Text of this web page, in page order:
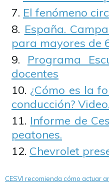
El fenómeno
España.
para mayores de
Programa
docentes
¿Cómo es la
conducción? Video.
Informe de
peatones.
Chevrolet
CESVI recomienda cómo actuar